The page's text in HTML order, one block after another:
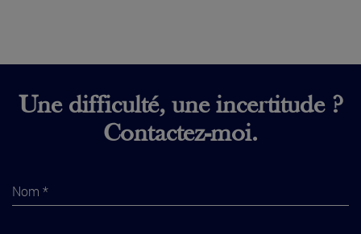
Une difficulté, une incertitude ?
Contactez-moi.